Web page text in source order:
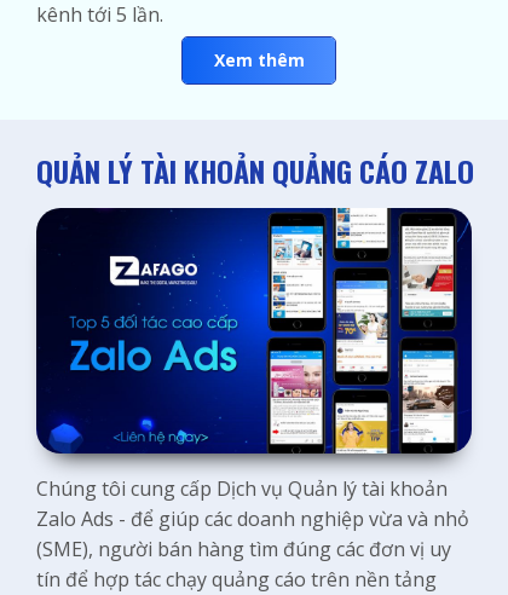
kênh tới 5 lần.
Xem thêm
QUẢN LÝ TÀI KHOẢN QUẢNG CÁO ZALO
Chúng tôi cung cấp Dịch vụ Quản lý tài khoản
Zalo Ads - để giúp các doanh nghiệp vừa và nhỏ
(SME), người bán hàng tìm đúng các đơn vị uy
tín để hợp tác chạy quảng cáo trên nền tảng